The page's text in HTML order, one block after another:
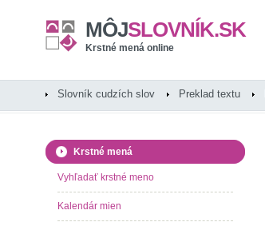
MÔJSLOVNÍK.SK
Krstné mená online
Slovník cudzích slov Preklad textu
Krstné mená
Vyhľadať krstné meno
Kalendár mien